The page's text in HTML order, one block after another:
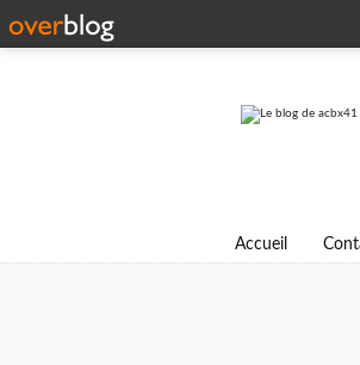
Accueil